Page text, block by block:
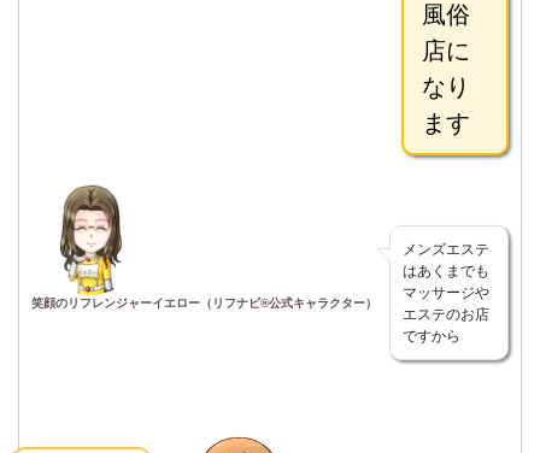
風俗
店に
なり
ます
笑顔のリフレンジャーイエロー（リフナビ®公式キャラクター）
メンズエステ
はあくまでも
マッサージや
エステのお店
ですから